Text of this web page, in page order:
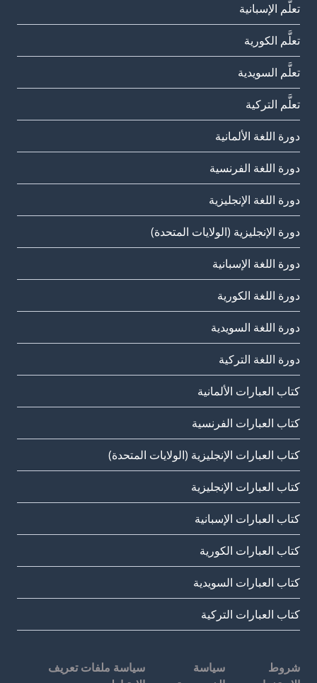
تعلَّم الإسبانية
تعلَّم الكورية
تعلَّم السويدية
تعلَّم التركية
دورة اللغة الألمانية
دورة اللغة الفرنسية
دورة اللغة الإنجليزية
دورة الإنجليزية (الولايات المتحدة)
دورة اللغة الإسبانية
دورة اللغة الكورية
دورة اللغة السويدية
دورة اللغة التركية
كتاب العبارات الألمانية
كتاب العبارات الفرنسية
كتاب العبارات الإنجليزية (الولايات المتحدة)
كتاب العبارات الإنجليزية
كتاب العبارات الإسبانية
كتاب العبارات الكورية
كتاب العبارات السويدية
كتاب العبارات التركية
شروط
سياسة
سياسة ملفات تعريف